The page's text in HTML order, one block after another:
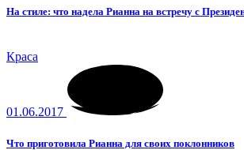
На стиле: что надела Рианна на встречу с
Краса
01.06.2017
Что приготовила Рианна для своих поклонников